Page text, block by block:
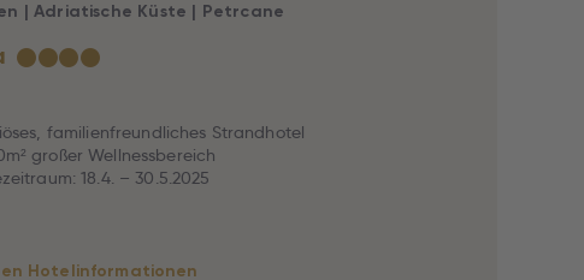
★★★★
| Adriatische Küste | Petrcane
familienfreundliches Strandhotel
großer Wellnessbereich
18.4. – 30.5.2025
Hotelinformationen